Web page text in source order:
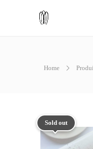
Home
Sold out